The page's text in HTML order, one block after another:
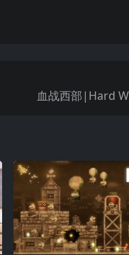
血战西部|Hard